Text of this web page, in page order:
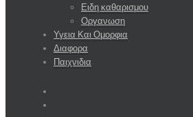
Ειδη καθαρισμου
Οργανωση
Υγεια Και Ομορφια
Διαφορα
Παιχνιδια